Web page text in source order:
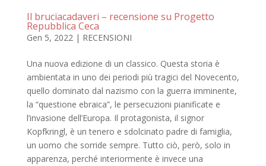
Il bruciacadaveri – recensione su Progetto
Repubblica Ceca
Gen 5, 2022| RECENSIONI
Una nuova edizione di un classico. Questa storia è
ambientata in uno dei periodi più tragici del Novecento,
quello dominato dal nazismo con la guerra imminente,
la “questione ebraica”, le persecuzioni pianificate e
l’invasione dell’Europa. Il protagonista, il signor
Kopfkringl, è un tenero e sdolcinato padre di famiglia,
un uomo che sorride sempre. Tutto ciò, però, solo in
apparenza, perché interiormente è invece una